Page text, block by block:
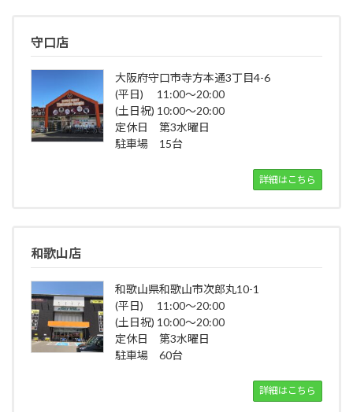
守口店
大阪府守口市寺方本通3丁目4-6
(平日) 11:00～20:00
(土日祝) 10:00～20:00
定休日 第3水曜日
駐車場 15台
詳細はこちら
和歌山店
和歌山県和歌山市次郎丸10-1
(平日) 11:00～20:00
(土日祝) 10:00～20:00
定休日 第3水曜日
駐車場 60台
詳細はこちら